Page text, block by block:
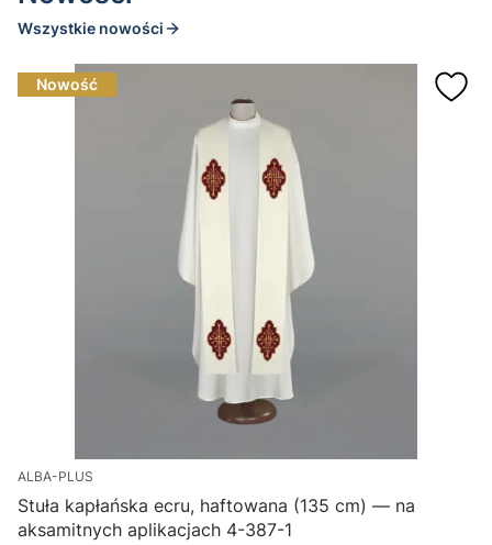
Wszystkie nowości
Nowość
ALBA-PLUS
Stuła kapłańska ecru, haftowana (135 cm) — na
aksamitnych aplikacjach 4-387-1